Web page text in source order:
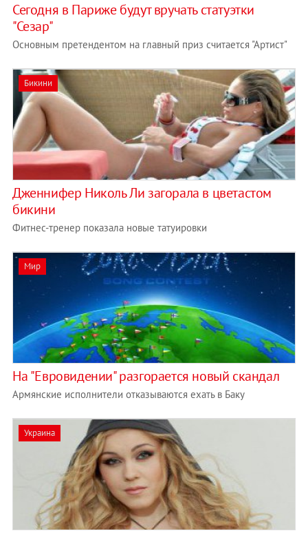
Сегодня в Париже будут вручать статуэтки
"Сезар"
Основным претендентом на главный приз считается "Артист"
Бикини
Дженнифер Николь Ли загорала в цветастом
бикини
Фитнес-тренер показала новые татуировки
Мир
На "Евровидении" разгорается новый скандал
Армянские исполнители отказываются ехать в Баку
Украина